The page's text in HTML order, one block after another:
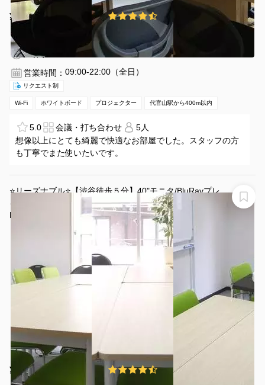
¥550 〜 ¥3850 /時間 4.5
東京都渋谷区恵比寿西1-26-7
1時間〜
営業時間： 09:00-22:00（全日）
リクエスト制
Wi-Fi ホワイトボード プロジェクター 代官山駅から400m以内
5.0 会議・打ち合わせ
5人
想像以上にとても綺麗で快適なお部屋でした。スタッフの方
も丁寧でまた使いたいです。
⭐️リーズナブル⭐️【渋谷徒歩５分】40"モニタ/BluRayプレ
イヤー/WiFi/プロジェクタ無料❗️＜MoCA＞
¥110 〜 ¥1122 4.3 (51件)